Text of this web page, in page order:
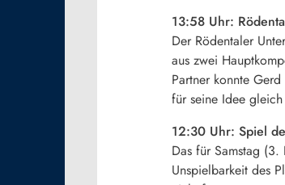
13:58 Uhr:
Der Rödentaler
aus zwei
Partner konnte
für seine Idee
12:30 Uhr: Spiel
Das für Samstag
Unspielbarkeit des